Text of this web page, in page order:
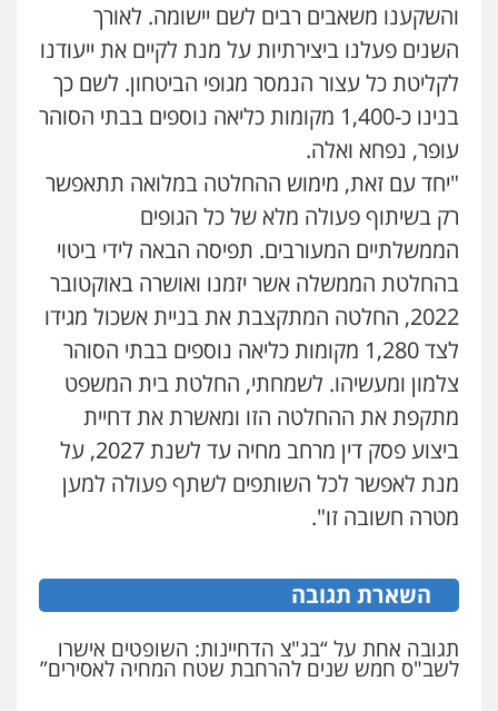
והשקענו משאבים רבים לשם יישומה. לאורך
השנים פעלנו ביצירתיות על מנת לקיים את ייעודנו
לקליטת כל עצור הנמסר מגופי הביטחון. לשם כך
בנינו כ-1,400 מקומות כליאה נוספים בבתי הסוהר
עופר, נפחא ואלה.
"יחד עם זאת, מימוש ההחלטה במלואה תתאפשר
רק בשיתוף פעולה מלא של כל הגופים
הממשלתיים המעורבים. תפיסה הבאה לידי ביטוי
בהחלטת הממשלה אשר יזמנו ואושרה באוקטובר
2022, החלטה המתקצבת את בניית אשכול מגידו
לצד 1,280 מקומות כליאה נוספים בבתי הסוהר
צלמון ומעשיהו. לשמחתי, החלטת בית המשפט
מתקפת את ההחלטה הזו ומאשרת את דחיית
ביצוע פסק דין מרחב מחיה עד לשנת 2027, על
מנת לאפשר לכל השותפים לשתף פעולה למען
מטרה חשובה זו".
השארת תגובה
תגובה אחת על “בג"צ הדחיינות: השופטים אישרו
לשב"ס חמש שנים להרחבת שטח המחיה לאסירים”
עו"ד אייל אביטל
פלילי
0544712201
עו"ד רונן בנדל
משפט פלילי פשיעה חמורה
0524282442
כבריאן, מזר – משרד עורכי דין
פלילי מעצרים וחקירות
0543986802
עו"ד בועז קניג
פלילי
מנשה, אלמוג – עורכי דין
פלילי עבירות תנועה צווארון לבן תעבורה
עורכי דין לענייני אסירים מעצרים וחקירות
0546470989